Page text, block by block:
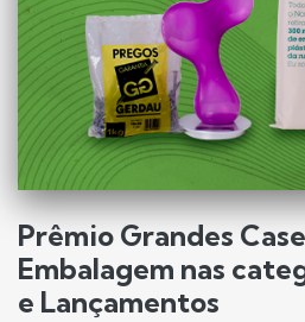
Prêmio Grandes
Embalagem nas
e Lançamentos